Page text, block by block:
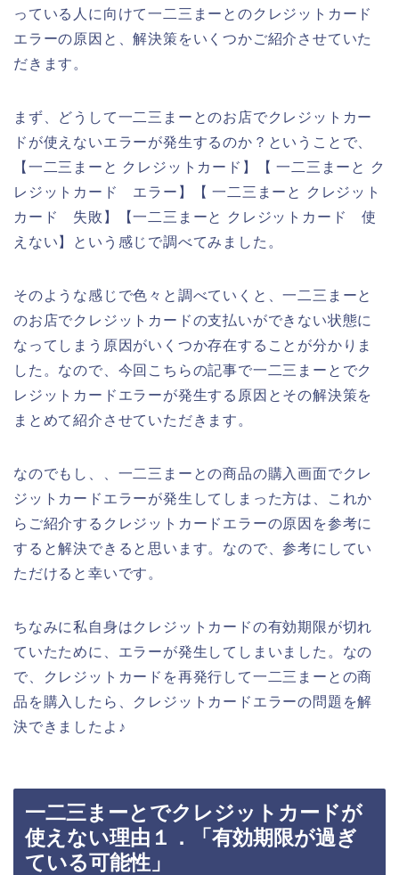
っている人に向けて一二三まーとのクレジットカード
エラーの原因と、解決策をいくつかご紹介させていた
だきます。
まず、どうして一二三まーとのお店でクレジットカー
ドが使えないエラーが発生するのか？ということで、
【一二三まーと クレジットカード】【 一二三まーと ク
レジットカード エラー】【 一二三まーと クレジット
カード 失敗】【一二三まーと クレジットカード 使
えない】という感じで調べてみました。
そのような感じで色々と調べていくと、一二三まーと
のお店でクレジットカードの支払いができない状態に
なってしまう原因がいくつか存在することが分かりま
した。なので、今回こちらの記事で一二三まーとでク
レジットカードエラーが発生する原因とその解決策を
まとめて紹介させていただきます。
なのでもし、、一二三まーとの商品の購入画面でクレ
ジットカードエラーが発生してしまった方は、これか
らご紹介するクレジットカードエラーの原因を参考に
すると解決できると思います。なので、参考にしてい
ただけると幸いです。
ちなみに私自身はクレジットカードの有効期限が切れ
ていたために、エラーが発生してしまいました。なの
で、クレジットカードを再発行して一二三まーとの商
品を購入したら、クレジットカードエラーの問題を解
決できましたよ♪
一二三まーとでクレジットカードが
使えない理由１．「有効期限が過ぎ
ている可能性」